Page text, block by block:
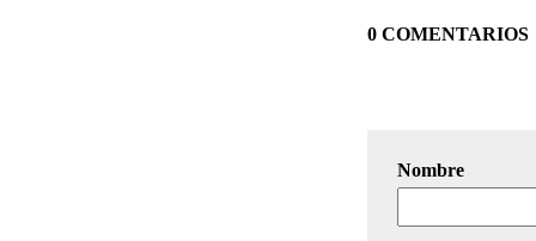
0 COMENTARIOS
Nombre